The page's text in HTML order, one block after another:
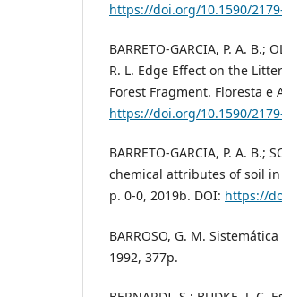
https://doi.org/10.1590/
BARRETO-GARCIA, P. A. B.;
R. L. Edge Effect on the
Forest Fragment. Floresta e
https://doi.org/10.1590/
BARRETO-GARCIA, P. A. B.;
chemical attributes of soil in
p. 0-0, 2019b. DOI: https://
BARROSO, G. M.
1992, 377p.